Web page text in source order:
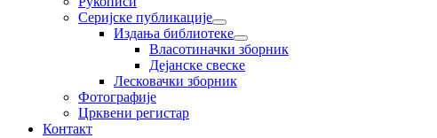
Серијске публикације
Издања библиотеке
Власотиначки зборник
Дејанске свеске
Лесковачки зборник
Фотографије
Црквени регистар
Контакт